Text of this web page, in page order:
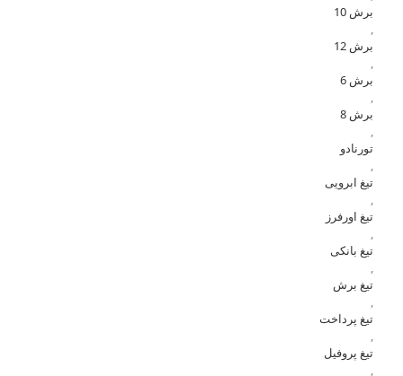
برش 10
,
برش 12
,
برش 6
,
برش 8
,
تورنادو
,
تیغ ابرویی
,
تیغ اورفرز
,
تیغ بانکی
,
تیغ برش
,
تیغ پرداخت
,
تیغ پروفیل
,